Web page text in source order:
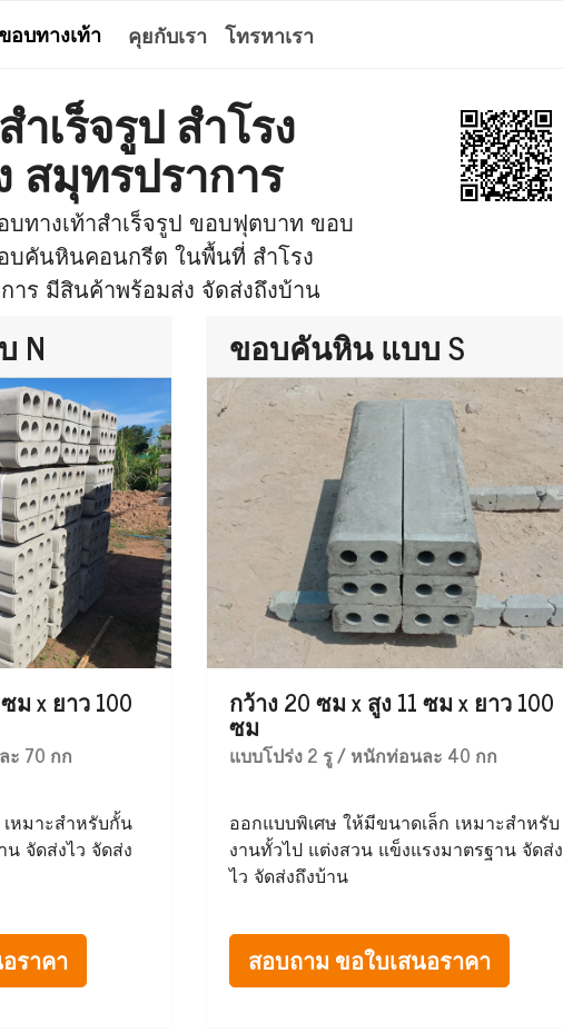
บทางเท้า คุยกับเรา โทรหาเรา
เร็จรูป สำโรง
สมุทรปราการ
ทางเท้าสำเร็จรูป ขอบฟุตบาท ขอบ
คันหินคอนกรีต ในพื้นที่ สำโรง
าร มีสินค้าพร้อมส่ง จัดส่งถึงบ้าน
N
ม x ยาว 100
ะ 70 กก
หมาะสำหรับกั้น
จัดส่งไว จัดส่ง
ราคา
ขอบคันหิน แบบ S
กว้าง 20 ซม x สูง 11 ซม x ยาว 100
ซม
แบบโปร่ง 2 รู / หนักท่อนละ 40 กก
ออกแบบพิเศษ ให้มีขนาดเล็ก เหมาะสำหรับ
งานทั้วไป แต่งสวน แข็งแรงมาตรฐาน จัดส่ง
ไว จัดส่งถึงบ้าน
สอบถาม ขอใบเสนอราคา